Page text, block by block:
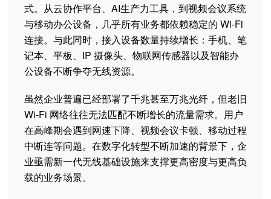
式。从云协作平台、AI生产力工具，到视频会议系统
与移动办公设备，几乎所有业务都依赖稳定的 Wi-Fi
连接。与此同时，接入设备数量持续增长：手机、笔
记本、平板、IP 摄像头、物联网传感器以及智能办
公设备不断争夺无线资源。
虽然企业普遍已经部署了千兆甚至万兆光纤，但老旧
Wi-Fi 网络往往无法匹配不断增长的流量需求。用户
在高峰期会遇到网速下降、视频会议卡顿、移动过程
中断连等问题。在数字化转型不断加速的背景下，企
业亟需新一代无线基础设施来支撑更高密度与更高负
载的业务场景。